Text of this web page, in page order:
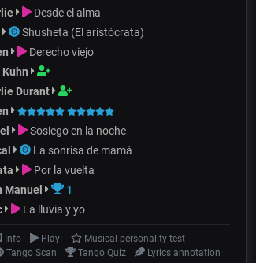
Desde el alma
Shusheta (El aristócrata)
Derecho viejo
Kuhn
Durant
Sosiego en la noche
La sonrisa de mamá
Por la vuelta
Manuel 1
La lluvia y yo
Info Play!
Musical personality test
Tango Scan Tango Quiz Lyrics annotation